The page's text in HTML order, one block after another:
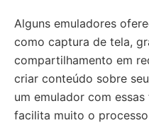
Alguns emuladores
como captura de tela,
compartilhamento em
criar conteúdo sobre
um emulador com
facilita muito o